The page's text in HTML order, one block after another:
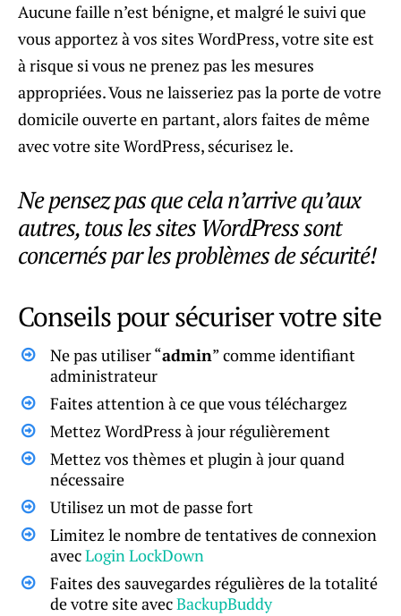
Aucune faille n’est bénigne, et malgré le suivi que
vous apportez à vos sites WordPress, votre site est
à risque si vous ne prenez pas les mesures
appropriées. Vous ne laisseriez pas la porte de votre
domicile ouverte en partant, alors faites de même
avec votre site WordPress, sécurisez le.
Ne pensez pas que cela n’arrive qu’aux
autres, tous les sites WordPress sont
concernés par les problèmes de sécurité!
Conseils pour sécuriser votre site
Ne pas utiliser “admin” comme identifiant
administrateur
Faites attention à ce que vous téléchargez
Mettez WordPress à jour régulièrement
Mettez vos thèmes et plugin à jour quand
nécessaire
Utilisez un mot de passe fort
Limitez le nombre de tentatives de connexion
avecLogin LockDown
Faites des sauvegardes régulières de la totalité
de votre site avecBackupBuddy